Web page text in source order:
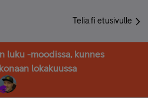
Telia.fi etusivulle
luku -moodissa, kunnes
lokakuussa